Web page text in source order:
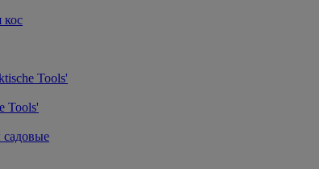
кос
Tools'
Tools'